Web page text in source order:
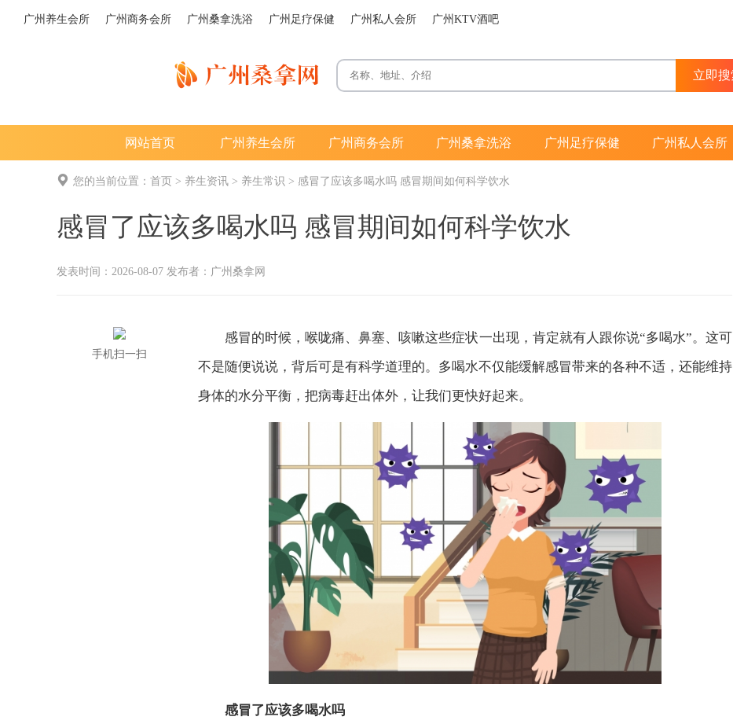
广州养生会所 广州商务会所 广州桑拿洗浴 广州足疗保健 广州私人会所 广州KTV酒吧
网站首页 广州养生会所 广州商务会所 广州桑拿洗浴 广州足疗保健 广州私人会所
您的当前位置： 首页 > 养生资讯 > 养生常识 > 感冒了应该多喝水吗 感冒期间如何科学饮水
感冒了应该多喝水吗 感冒期间如何科学饮水
发表时间：2026-08-07 发布者： 广州桑拿网
手机扫一扫
感冒的时候，喉咙痛、鼻塞、咳嗽这些症状一出现，肯定就有人跟你说“多喝水”。这可
不是随便说说，背后可是有科学道理的。多喝水不仅能缓解感冒带来的各种不适，还能维持
身体的水分平衡，把病毒赶出体外，让我们更快好起来。
感冒了应该多喝水吗